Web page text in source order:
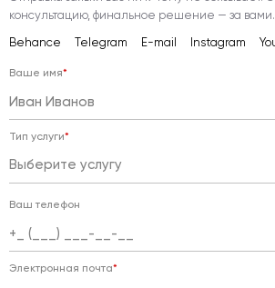
консультацию, финальное решение — за вами.
Behance
Telegram E-mail Instagram
Ваше имя*
Тип услуги*
Выберите услугу
Ваш телефон
Электронная почта*